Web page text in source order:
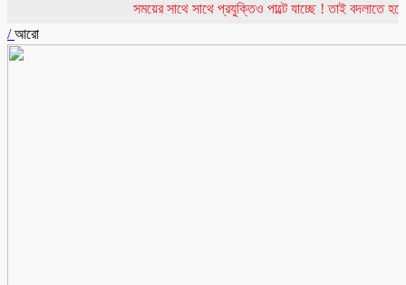
সময়ের সাথে সাথে প্রযুক্তিও পাল্টে যাচ্ছে ! তাই বদলাতে
/আরো